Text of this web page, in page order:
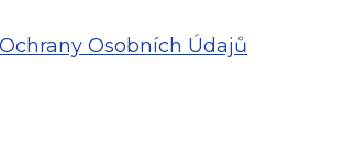
Osobních Údajů